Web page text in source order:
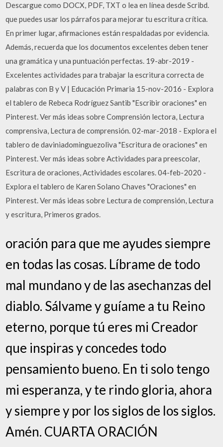
Descargue como DOCX, PDF, TXT o lea en línea desde Scribd.
que puedes usar los párrafos para mejorar tu escritura crítica.
En primer lugar, afirmaciones están respaldadas por evidencia.
Además, recuerda que los documentos excelentes deben tener
una gramática y una puntuación perfectas. 19-abr-2019 -
Excelentes actividades para trabajar la escritura correcta de
palabras con B y V | Educación Primaria 15-nov-2016 - Explora
el tablero de Rebeca Rodríguez Santib "Escribir oraciones" en
Pinterest. Ver más ideas sobre Comprensión lectora, Lectura
comprensiva, Lectura de comprensión. 02-mar-2018 - Explora el
tablero de daviniadominguezoliva "Escritura de oraciones" en
Pinterest. Ver más ideas sobre Actividades para preescolar,
Escritura de oraciones, Actividades escolares. 04-feb-2020 -
Explora el tablero de Karen Solano Chaves "Oraciones" en
Pinterest. Ver más ideas sobre Lectura de comprensión, Lectura
y escritura, Primeros grados.
oración para que me ayudes siempre
en todas las cosas. Líbrame de todo
mal mundano y de las asechanzas del
diablo. Sálvame y guíame a tu Reino
eterno, porque tú eres mi Creador
que inspiras y concedes todo
pensamiento bueno. En ti solo tengo
mi esperanza, y te rindo gloria, ahora
y siempre y por los siglos de los siglos.
Amén. CUARTA ORACIÓN